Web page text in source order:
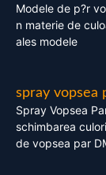
Modele de p?r
n materie de
ales modele
spray vopsea
Spray Vopsea
schimbarea
de vopsea par